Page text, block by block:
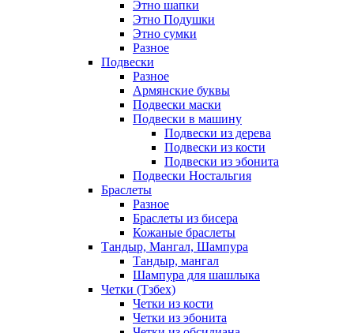
Этно шапки
Этно Подушки
Этно сумки
Разное
Подвески
Разное
Армянские буквы
Подвески маски
Подвески в машину
Подвески из дерева
Подвески из кости
Подвески из эбонита
Подвески Ностальгия
Браслеты
Разное
Браслеты из бисера
Кожаные браслеты
Тандыр, Мангал, Шампура
Тандыр, мангал
Шампура для шашлыка
Четки (Тзбех)
Четки из кости
Четки из эбонита